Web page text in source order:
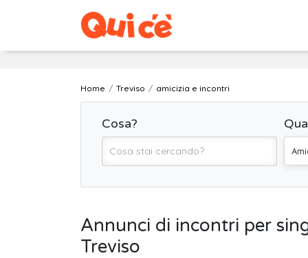
Home Treviso amicizia e incontri
Cosa?
Annunci di incontri per
Treviso